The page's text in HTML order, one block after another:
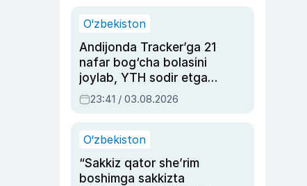
O‘zbekiston
Andijonda Tracker’ga 21
nafar bog‘cha bolasini
joylab, YTH sodir etgan
ayolga sud hukmi o‘qildi
23:41 / 03.08.2026
O‘zbekiston
“Sakkiz qator she’rim
boshimga sakkizta